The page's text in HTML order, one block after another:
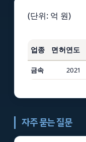
(단위: 억 원)
업종 면허연도
금속 2021
자주 묻는 질문